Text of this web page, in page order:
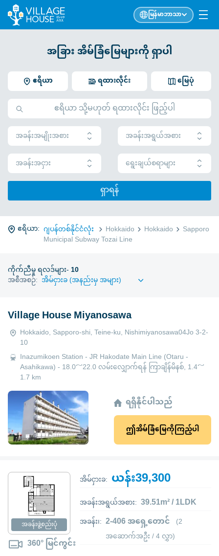
မြန်မာဘာသာ
အခြား အိမ်ခြံမြေများကို ရှာပါ
ဧရိယာ မြေပုံ
ရထားလိုင်း
အခန်းအမျိုးအစား
အခန်းအရွယ်အစား
အခန်းအငှား
ရွေးချယ်စရာများ
ရှာရန်
ဧရိယာ: ဂျပန်တစ်နိုင်ငံလုံး Hokkaido Hokkaido Sapporo
Municipal Subway Tozai Line
ကိုက်ညီမှု ရလဒ်များ-10
အစီအစဉ်:
Village House Miyanosawa
Hokkaido, Sapporo-shi, Teine-ku, Nishimiyanosawa04Jo 3-2-
10
Inazumikoen Station - JR Hakodate Main Line (Otaru -
Asahikawa) - 18.0～22.0 လမ်းလျှောက်ရန် ကြာချိန်မိနစ်, 1.4～
1.7 km
ရရှိနိုင်ပါသည်
ဤအိမ်ခြံမြေကိုကြည့်ပါ
အခန်းဖွဲ့စည်းပုံ
360° မြင်ကွင်း
အိမ်ငှားခ: ယန်း39,300
အခန်းအရွယ်အစား: 39.51m² / 1LDK
အခန်း၊: 2-406 အရှေ့တောင် (2
အဆောက်အဦး / 4 လွှာ)